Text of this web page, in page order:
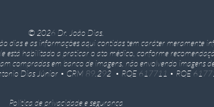
© 2026 Dr. João Dias.
dias e as informações aqui contidas tem caráter
está habilitado a praticar o ato médico, conforme
compradas em banco de imagens, não envolvendo imagens
Dias Júnior • CRM 89.292 • RQE 617711 • RQE
Política de privacidade e segurança